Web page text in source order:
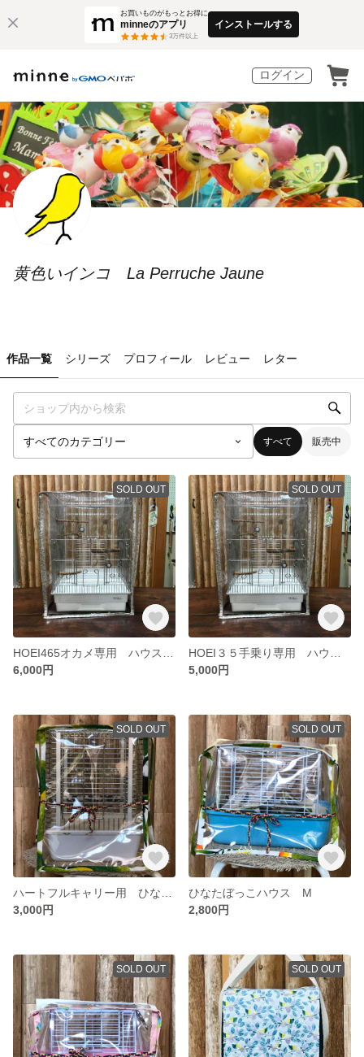
お買いものがもっとお得に
minneのアプリ
3万件以上
インストールする
ログイン
黄色いインコ La Perruche Jaune
作品一覧 シリーズ プロフィール レビュー レター
すべて 販売中
SOLD OUT
6,000円
SOLD OUT
5,000円
SOLD OUT
3,000円
SOLD OUT
ひなたぼっこハウス M
2,800円
SOLD OUT SOLD OUT